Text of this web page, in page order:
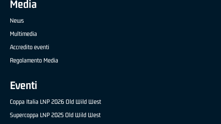
Media
News
Multimedia
Accredito eventi
Regolamento Media
Eventi
Coppa Italia LNP 2026 Old Wild West
Supercoppa LNP 2025 Old Wild West